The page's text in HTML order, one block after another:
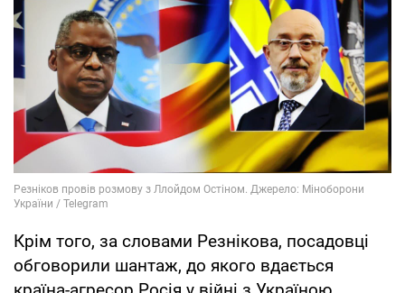
Крім того, за словами Резнікова, посадовці
обговорили шантаж, до якого вдається